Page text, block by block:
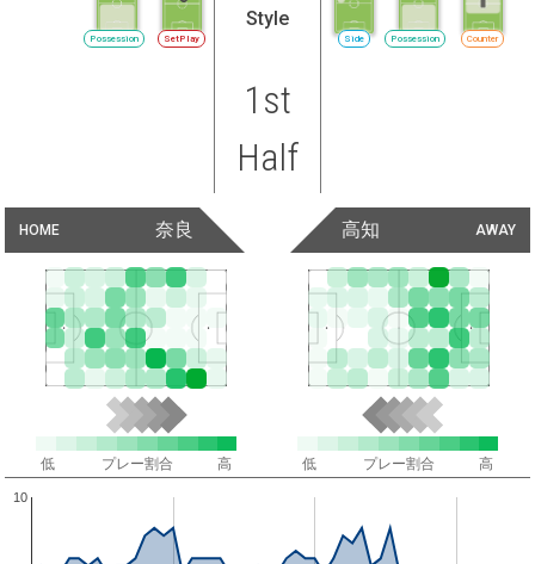
SetPlay
Possession
Style
Side Possession Counter
1st
Half
HOME 奈良 AWAY
高知
低 プレー割合 高 低 プレー割合 高
10